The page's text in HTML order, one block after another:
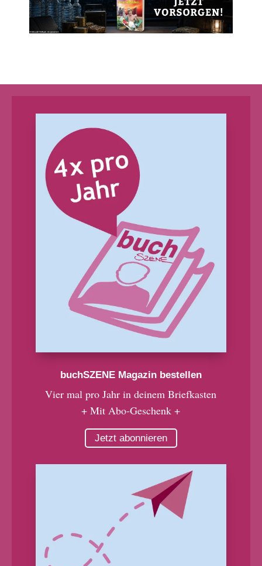
buchSZENE Magazin bestellen
Vier mal pro Jahr in deinem Briefkasten
+ Mit Abo-Geschenk +
Jetzt abonnieren